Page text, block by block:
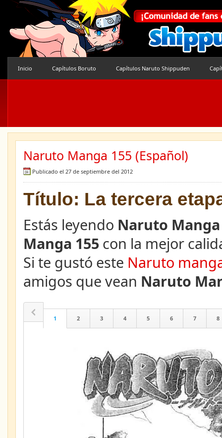
Inicio Capítulos Boruto Capítulos Naruto Shippuden
Naruto Manga 155 (Español)
Publicado el 27 de septiembre del 2012
Título: La tercera
Estás leyendo Naruto Manga
Manga 155 con la mejor
Si te gustó este Naruto
amigos que vean Naruto
1 2 3 4 5 6 7 8